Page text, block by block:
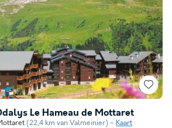
Le Hameau de Mottaret
(22,4 km van Valmeinier) Kaart